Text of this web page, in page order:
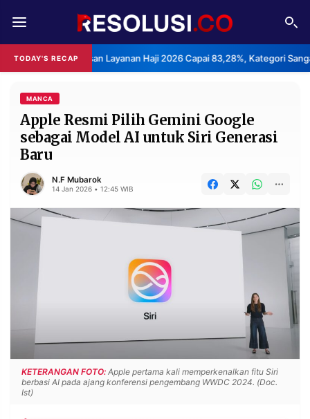
TODAY'S RECAP
Kepuasan Layanan Haji 2026 Capai 83,28%, Kategori Sangat
REDAKSI TENTANG
RESOLUSI IKLAN
RUBRIKASI
EDITORIAL
FINANSIA PERSONA
DAERAH NASIONAL
MANCA
INFORMASI
IKLAN
KIRIM
TULISAN
PENGADUAN TERM
MANCA
Apple Resmi Pilih Gemini Google
sebagai Model AI untuk Siri Generasi
Baru
N.F Mubarok
14 Jan 2026 • 12:45 WIB
KETERANGAN FOTO: Apple pertama kali memperkenalkan fitu Siri
berbasi AI pada ajang konferensi pengembang WWDC 2024. (Doc.
Ist)